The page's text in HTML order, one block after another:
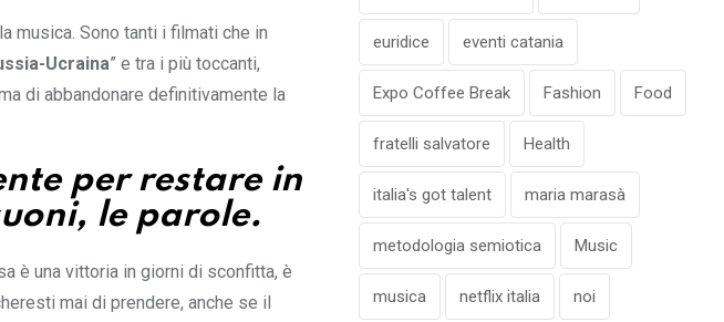
musica. Sono tanti i filmati che in
Ucraina” e tra i più toccanti,
di abbandonare definitivamente la
per restare in
le parole.
è una vittoria in giorni di sconfitta, è
mai di prendere, anche se il
euridice eventi catania
Expo Coffee Break Fashion Food
fratelli salvatore Health
italia's got talent maria marasà
metodologia semiotica Music
musica netflix italia noi